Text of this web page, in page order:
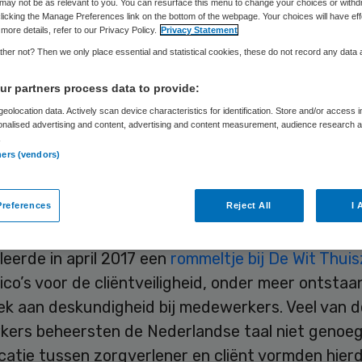
Skipr Redactie 26 september 2017,07:10 53 keer gelezen
voor de Gezondheidszorg (IGZ) heeft de
Thuiszorg in Nijmegen beëindigd. De
meer zijn voor cliënten. Ook de
is niet meer openbaar.
in april 2017 een rommeltje bij De Wit
voor de cliëntveiligheid, onder meer
aan deskundigheid bij medewerkers. Veel van
beheersten de Nederlandse taal niet
tussen zorgverlener en cliënt vormden
not be as relevant to you. You can resurface this menu to change your choices or
the Manage Preferences link on the bottom of the webpage. Your choices will have
details, refer to our Privacy Policy. Privacy Statement
not? Then we only place essential and statistical cookies, these do not record any data
partners process data to provide:
data. Actively scan device characteristics for identification. Store and/or access
advertising and content, advertising and content measurement, audience research
(vendors)
Reject All I